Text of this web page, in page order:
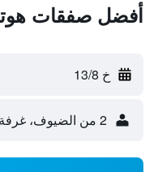
أفضل صفقات
خ 13/8
2 من الضيوف، غرفة واحدة